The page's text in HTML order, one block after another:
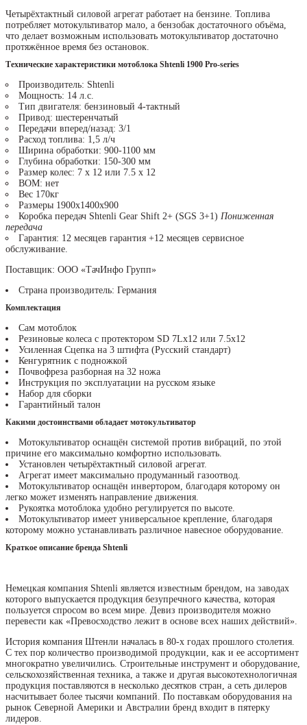
Четырёхтактный силовой агрегат работает на бензине. Топлива
потребляет мотокультиватор мало, а бензобак достаточного объёма,
что делает возможным использовать мотокультиватор достаточно
протяжённое время без остановок.
Технические характеристики мотоблока Shtenli 1900 Pro-series
Производитель: Shtenli
Мощность: 14 л.с.
Тип двигателя: бензиновый 4-тактный
Привод: шестеренчатый
Передачи вперед/назад: 3/1
Расход топлива: 1,5 л/ч
Ширина обработки: 900-1100 мм
Глубина обработки: 150-300 мм
Размер колес: 7 х 12 или 7.5 х 12
ВОМ: нет
Вес 170кг
Размеры 1900x1400x900
Коробка передач Shtenli Gear Shift 2+ (SGS 3+1) Пониженная
передача
Гарантия: 12 месяцев гарантия +12 месяцев сервисное
обслуживание.
Поставщик: ООО «ТачИнфо Групп»
Страна производитель: Германия
Комплектация
Сам мотоблок
Резиновые колеса с протектором SD 7Lx12 или 7.5х12
Усиленная Сцепка на 3 штифта (Русский стандарт)
Кенгурятник с подножкой
Почвофреза разборная на 32 ножа
Инструкция по эксплуатации на русском языке
Набор для сборки
Гарантийный талон
Какими достоинствами обладает мотокультиватор
Мотокультиватор оснащён системой против вибраций, по этой
причине его максимально комфортно использовать.
Установлен четырёхтактный силовой агрегат.
Агрегат имеет максимально продуманный газоотвод.
Мотокультиватор оснащён инвертором, благодаря которому он
легко может изменять направление движения.
Рукоятка мотоблока удобно регулируется по высоте.
Мотокультиватор имеет универсальное крепление, благодаря
которому можно устанавливать различное навесное оборудование.
Краткое описание бренда Shtenli
Немецкая компания Shtenli является известным брендом, на заводах
которого выпускается продукция безупречного качества, которая
пользуется спросом во всем мире. Девиз производителя можно
перевести как «Превосходство лежит в основе всех наших действий».
История компания Штенли началась в 80-х годах прошлого столетия.
С тех пор количество производимой продукции, как и ее ассортимент
многократно увеличились. Строительные инструмент и оборудование,
сельскохозяйственная техника, а также и другая высокотехнологичная
продукция поставляются в несколько десятков стран, а сеть дилеров
насчитывает более тысячи компаний. По поставкам оборудования на
рынок Северной Америки и Австралии бренд входит в пятерку
лидеров.